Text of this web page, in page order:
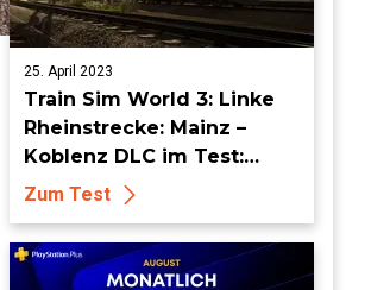
25. April 2023
Train Sim World 3: Linke
Rheinstrecke: Mainz –
Koblenz DLC im Test:
Vorbei am Rhein
Zum Test